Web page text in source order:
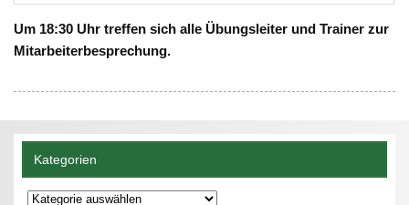
Um 18:30 Uhr treffen sich alle Übungsleiter und Trainer zur
Mitarbeiterbesprechung.
Kategorien
Kategorien